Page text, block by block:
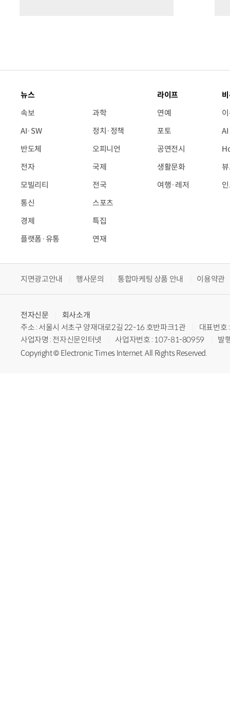
뉴스
속보
AI·SW
반도체
전자
모빌리티
통신
경제
플랫폼·유통
과학
정치·정책
오피니언
국제
전국
스포츠
특집
연재
라이프
연예
포토
공연전시
생활문화
여행·레저
지면광고안내 행사문의 통합마케팅 상품 안내 이용약관
전자신문
회사소개
주소 : 서울시 서초구 양재대로2길 22-16 호반파크1관
대표번
사업자명 : 전자신문인터넷
사업자번호 : 107-81-80959
발
Copyright © Electronic Times Internet. All Rights Reserved.